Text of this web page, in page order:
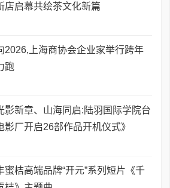
店启幕共绘茶文化新篇
2026,上海商协会企业家举行跨年
跑
影新章、山海同启:陆羽国际学院台
影厂开启26部作品开机仪式》
蜜桔高端品牌“开元”系列短片《千